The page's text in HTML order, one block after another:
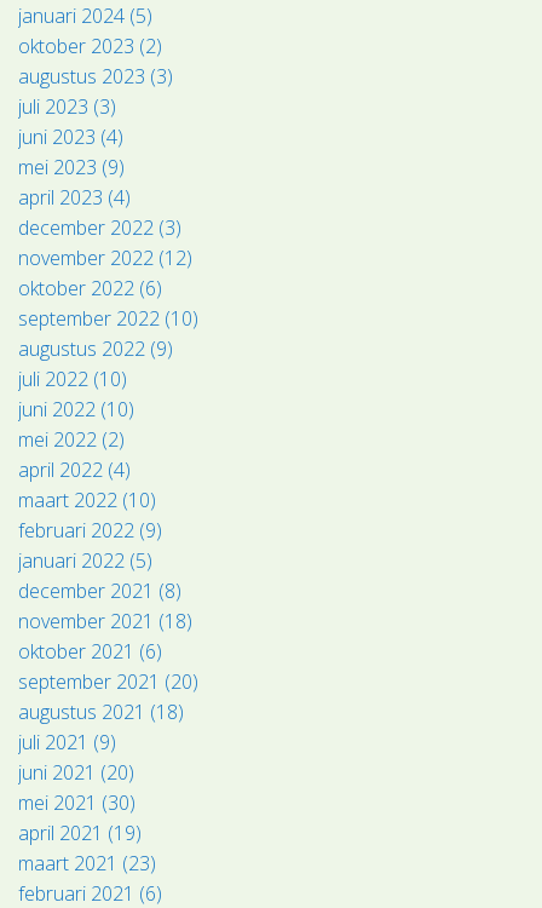
januari 2024 (5)
oktober 2023 (2)
augustus 2023 (3)
juli 2023 (3)
juni 2023 (4)
mei 2023 (9)
april 2023 (4)
december 2022 (3)
november 2022 (12)
oktober 2022 (6)
september 2022 (10)
augustus 2022 (9)
juli 2022 (10)
juni 2022 (10)
mei 2022 (2)
april 2022 (4)
maart 2022 (10)
februari 2022 (9)
januari 2022 (5)
december 2021 (8)
november 2021 (18)
oktober 2021 (6)
september 2021 (20)
augustus 2021 (18)
juli 2021 (9)
juni 2021 (20)
mei 2021 (30)
april 2021 (19)
maart 2021 (23)
februari 2021 (6)